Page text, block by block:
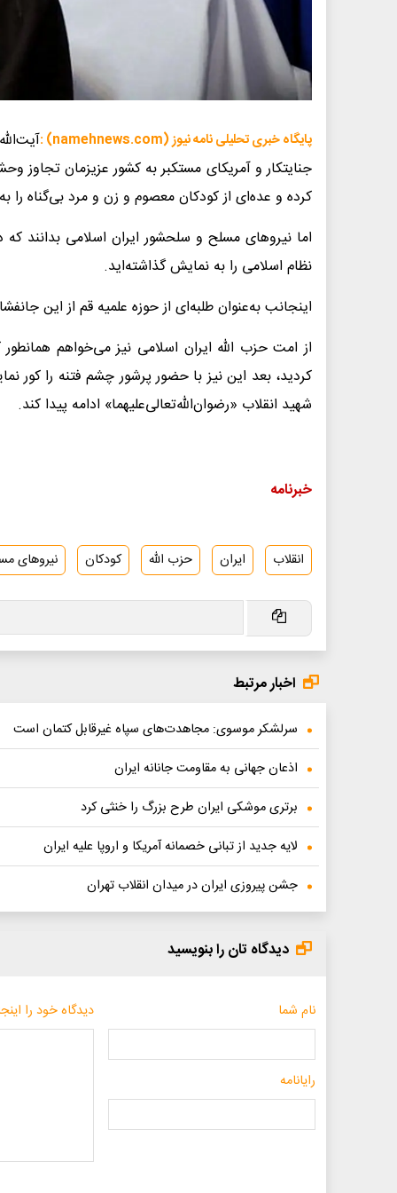
پایگاه خبری تحلیلی نامه نیوز (namehnews.com) :
جنایتکار و آمریکای مستکبر به کشور عزیزمان تجاوز
کرده و عده‌ای از کودکان معصوم و زن و مرد بی‌گناه را
اما نیروهای مسلح و سلحشور ایران اسلامی بدانند
نظام اسلامی را به نمایش گذاشته‌اید.
اینجانب به‌عنوان طلبه‌ای از حوزه علمیه قم از این
از امت حزب الله ایران اسلامی نیز می‌خواهم
کردید، بعد این نیز با حضور پرشور چشم فتنه‌ را کور
شهید انقلاب «رضوان‌الله‌تعالی‌علیهما» ادامه پیدا کند.
خبرنامه
انقلاب ایران حزب الله کودکان نیروهای
اخبار مرتبط
سرلشکر موسوی: مجاهدت‌های سپاه غیرقابل کتمان است
اذعان جهانی به مقاومت جانانه‌ ایران
برتری موشکی ایران طرح بزرگ را خنثی کرد
لایه جدید از تبانی خصمانه آمریکا و اروپا علیه ایران
جشن پیروزی ایران در میدان انقلاب تهران
دیدگاه تان را بنویسید
نام شما
رایانامه
دیدگاه خود را